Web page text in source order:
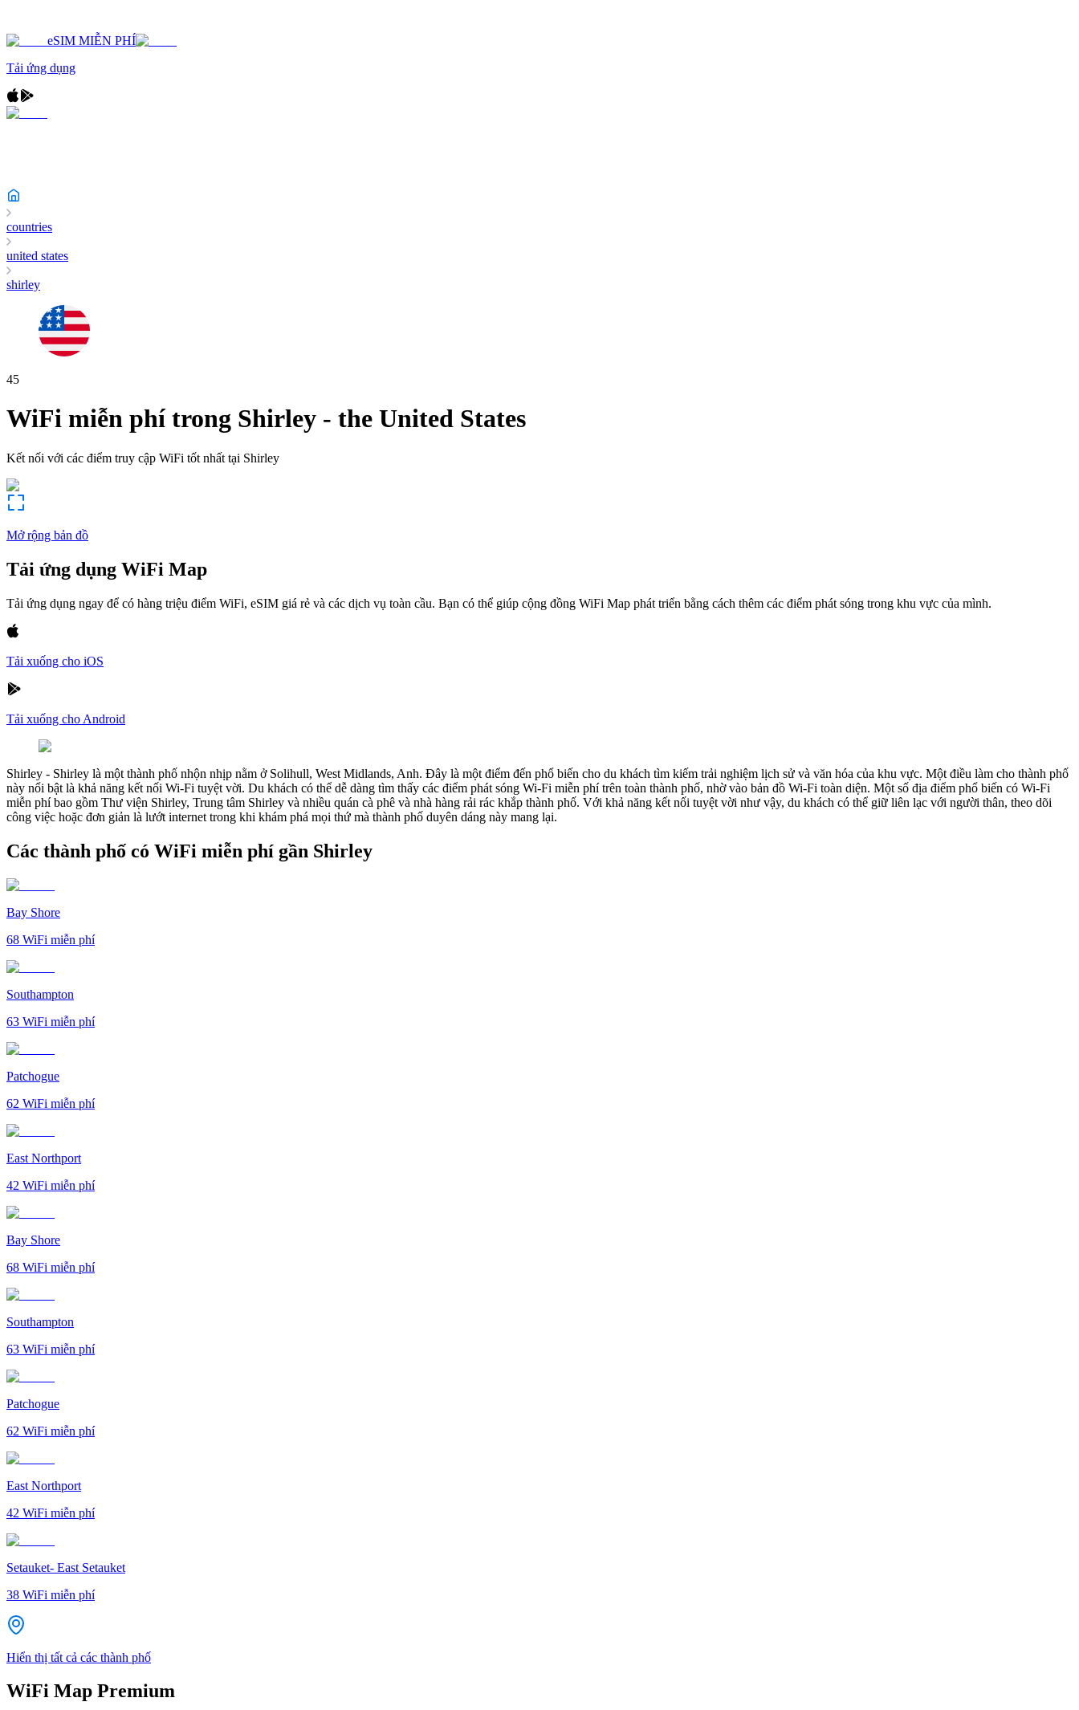
eSIM MIỄN PHÍ
Tải ứng dụng
countries
united states
shirley
45
WiFi miễn phí trong Shirley - the United States
Kết nối với các điểm truy cập WiFi tốt nhất tại Shirley
Mở rộng bản đồ
Tải ứng dụng WiFi Map
Tải ứng dụng ngay để có hàng triệu điểm WiFi, eSIM giá rẻ và các dịch vụ toàn cầu. Bạn có thể giúp cộng đồng WiFi Map phát triển bằng cách thêm các điểm phát sóng trong khu vực của mình.
Tải xuống cho iOS
Tải xuống cho Android
Shirley - Shirley là một thành phố nhộn nhịp nằm ở Solihull, West Midlands, Anh. Đây là một điểm đến phổ biến cho du khách tìm kiếm trải nghiệm lịch sử và văn hóa của khu vực. Một điều làm cho thành phố
này nổi bật là khả năng kết nối Wi-Fi tuyệt vời. Du khách có thể dễ dàng tìm thấy các điểm phát sóng Wi-Fi miễn phí trên toàn thành phố, nhờ vào bản đồ Wi-Fi toàn diện. Một số địa điểm phổ biến có Wi-Fi
miễn phí bao gồm Thư viện Shirley, Trung tâm Shirley và nhiều quán cà phê và nhà hàng rải rác khắp thành phố. Với khả năng kết nối tuyệt vời như vậy, du khách có thể giữ liên lạc với người thân, theo dõi
công việc hoặc đơn giản là lướt internet trong khi khám phá mọi thứ mà thành phố duyên dáng này mang lại.
Các thành phố có WiFi miễn phí gần Shirley
Bay Shore
68 WiFi miễn phí
Southampton
63 WiFi miễn phí
Patchogue
62 WiFi miễn phí
East Northport
42 WiFi miễn phí
Bay Shore
68 WiFi miễn phí
Southampton
63 WiFi miễn phí
Patchogue
62 WiFi miễn phí
East Northport
42 WiFi miễn phí
Setauket- East Setauket
38 WiFi miễn phí
Hiển thị tất cả các thành phố
WiFi Map Premium